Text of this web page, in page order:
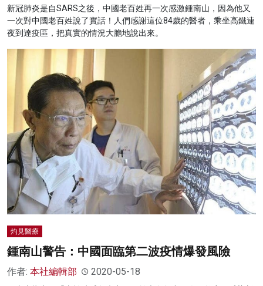
新冠肺炎是自SARS之後，中國老百姓再一次感激鍾南山，因為他又
一次對中國老百姓說了實話！人們感謝這位84歲的醫者，乘坐高鐵連
夜到達疫區，把真實的情況大膽地說出來。
灼見醫療
鍾南山警告：中國面臨第二波疫情爆發風險
作者: 本社編輯部 2020-05-18